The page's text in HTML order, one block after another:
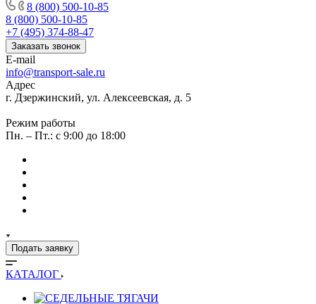
8 (800) 500-10-85
8 (800) 500-10-85
+7 (495) 374-88-47
Заказать звонок
E-mail
info@transport-sale.ru
Адрес
г. Дзержинский, ул. Алексеевская, д. 5
Режим работы
Пн. – Пт.: с 9:00 до 18:00
Подать заявку
КАТАЛОГ